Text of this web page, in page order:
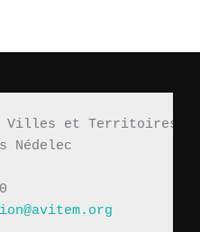
Villes et Territoires
Nédelec